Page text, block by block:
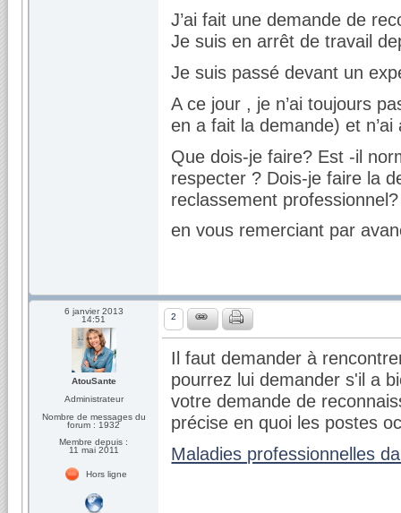
J’ai fait une demande de
Je suis en arrêt de travail
Je suis passé devant un
A ce jour , je n’ai toujours
en a fait la demande) et
Que dois-je faire? Est -il
respecter ? Dois-je faire la
reclassement professionnel?
en vous remerciant par
6 janvier 2013
14:51
AtouSante
Administrateur
Nombre de messages du
forum : 1932
Membre depuis :
11 mai 2011
Hors ligne
2
Il faut demander à
pourrez lui demander s'il a
votre demande de
précise en quoi les postes
Maladies professionnelles